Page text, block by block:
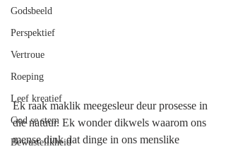
Godsbeeld
Perspektief
Vertroue
Roeping
Leef kreatief
God se stem
Bewustelikheid
Ek raak maklik meegesleur deur prosesse in
die natuur. Ek wonder dikwels waarom ons
mense dink dat dinge in ons menslike